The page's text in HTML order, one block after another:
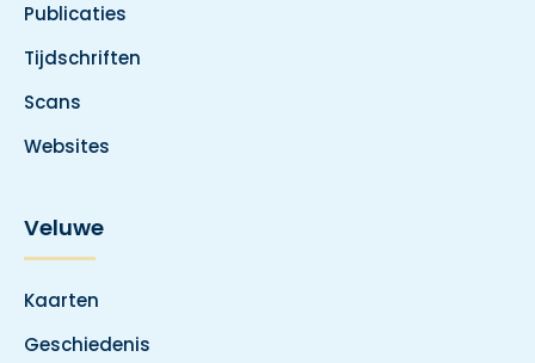
Publicaties
Tijdschriften
Scans
Websites
Veluwe
Kaarten
Geschiedenis